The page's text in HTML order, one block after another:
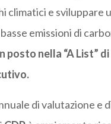
climatici e sviluppare
emissioni di
posto nella “A List”
di valutazione e